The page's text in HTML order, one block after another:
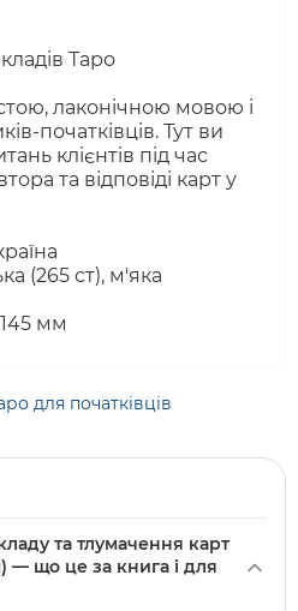
Таро
лаконічною мовою і
початківців. Тут ви
клієнтів під час
та відповіді карт у
(265 ст), м'яка
мм
для початківців
та тлумачення карт
— що це за книга і для